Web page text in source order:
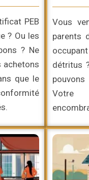
PEB
? Ou les
? Ne
achetons
que le
Vous
parents
détritus